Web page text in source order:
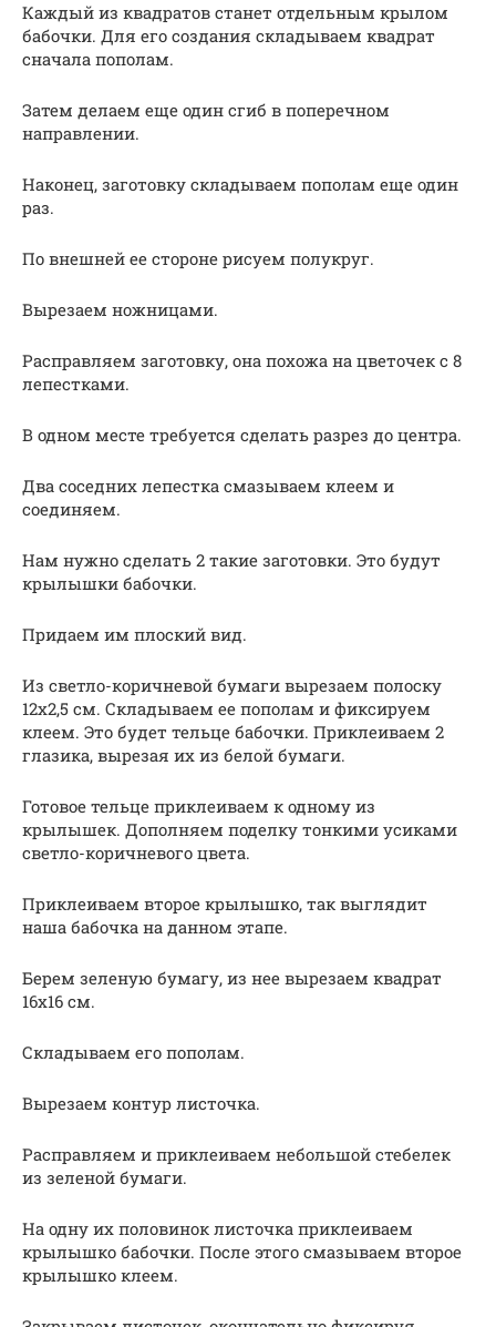
Каждый из квадратов станет отдельным крылом
бабочки. Для его создания складываем квадрат
сначала пополам.
Затем делаем еще один сгиб в поперечном
направлении.
Наконец, заготовку складываем пополам еще один
раз.
По внешней ее стороне рисуем полукруг.
Вырезаем ножницами.
Расправляем заготовку, она похожа на цветочек с 8
лепестками.
В одном месте требуется сделать разрез до центра.
Два соседних лепестка смазываем клеем и
соединяем.
Нам нужно сделать 2 такие заготовки. Это будут
крылышки бабочки.
Придаем им плоский вид.
Из светло-коричневой бумаги вырезаем полоску
12х2,5 см. Складываем ее пополам и фиксируем
клеем. Это будет тельце бабочки. Приклеиваем 2
глазика, вырезая их из белой бумаги.
Готовое тельце приклеиваем к одному из
крылышек. Дополняем поделку тонкими усиками
светло-коричневого цвета.
Приклеиваем второе крылышко, так выглядит
наша бабочка на данном этапе.
Берем зеленую бумагу, из нее вырезаем квадрат
16х16 см.
Складываем его пополам.
Вырезаем контур листочка.
Расправляем и приклеиваем небольшой стебелек
из зеленой бумаги.
На одну их половинок листочка приклеиваем
крылышко бабочки. После этого смазываем второе
крылышко клеем.